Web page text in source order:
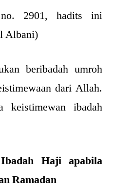
2901, hadits ini
Albani)
beribadah umroh
dari Allah.
keistimewan ibadah
Haji apabila
Ramadan